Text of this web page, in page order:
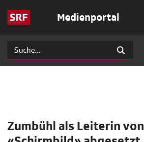
Medienportal
Zumbühl als Leiterin von